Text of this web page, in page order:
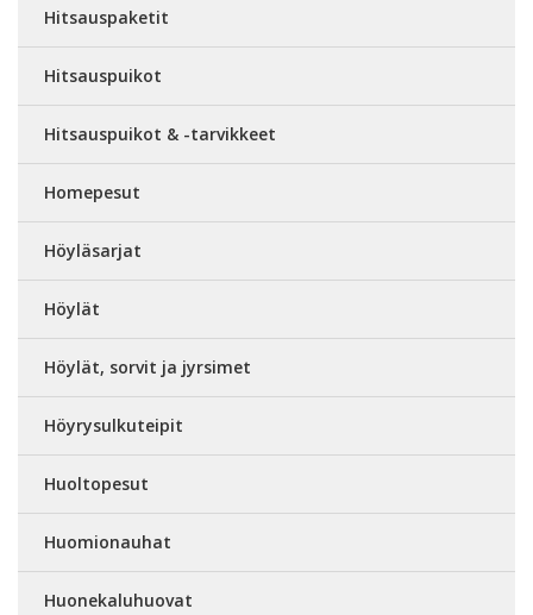
Hitsauspaketit
Hitsauspuikot
Hitsauspuikot & -tarvikkeet
Homepesut
Höyläsarjat
Höylät
Höylät, sorvit ja jyrsimet
Höyrysulkuteipit
Huoltopesut
Huomionauhat
Huonekaluhuovat